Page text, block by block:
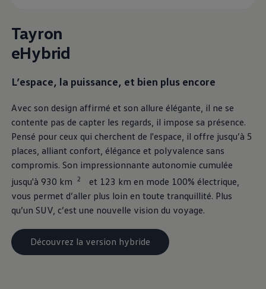
Tayron
eHybrid
L’espace, la puissance, et bien plus encore
Avec son design affirmé et son allure élégante, il ne se
contente pas de capter les regards, il impose sa présence.
Pensé pour ceux qui cherchent de l'espace, il offre jusqu’à 5
places, alliant confort, élégance et polyvalence sans
compromis. Son impressionnante autonomie cumulée
jusqu'à 930 km
2
⁠ et 123 km en mode 100% électrique,
vous permet d’aller plus loin en toute tranquillité. Plus
qu’un SUV, c’est une nouvelle vision du voyage.
Découvrez la version hybride